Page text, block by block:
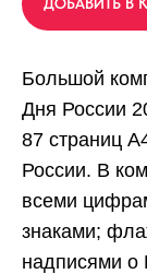
Большой
Дня России
87 страниц
России. В
всеми
знаками;
надписями о